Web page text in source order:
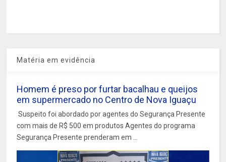
Matéria em evidência
Homem é preso por furtar bacalhau e queijos
em supermercado no Centro de Nova Iguaçu
Suspeito foi abordado por agentes do Segurança Presente
com mais de R$ 500 em produtos Agentes do programa
Segurança Presente prenderam em ...